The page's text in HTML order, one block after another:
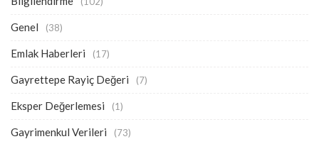
Genel (38)
Emlak Haberleri (17)
Gayrettepe Rayiç Değeri (7)
Eksper Değerlemesi (1)
Gayrimenkul Verileri (73)